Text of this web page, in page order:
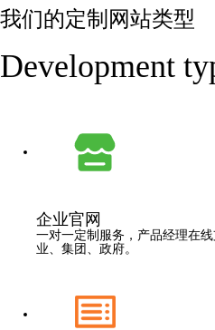
我们的定制网站类型
Development
企业官网
一对一定制服务，产品经理在
业、集团、政府。